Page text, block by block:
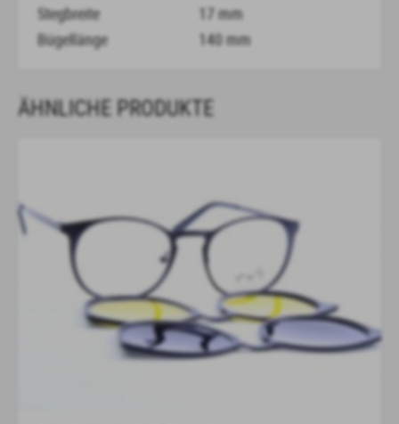
Stegbreite
17 mm
Bügellänge
140 mm
ÄHNLICHE PRODUKTE